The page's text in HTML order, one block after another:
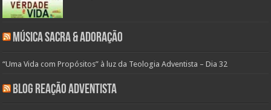
Música Sacra & Adoração
“Uma Vida com Propósitos” à luz da Teologia Adventista – Dia 32
Blog Reação Adventista